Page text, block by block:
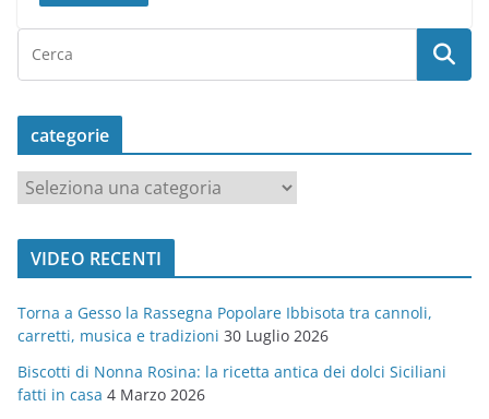
categorie
a
t
o
r
i
e
VIDEO RECENTI
Torna a Gesso la Rassegna Popolare Ibbisota tra cannoli,
carretti, musica e tradizioni 30 Luglio 2026
Biscotti di Nonna Rosina: la ricetta antica dei dolci Siciliani
fatti in casa 4 Marzo 2026